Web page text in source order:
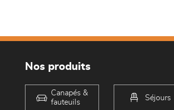
Nos produits
Canapés &
fauteuils
Séjours